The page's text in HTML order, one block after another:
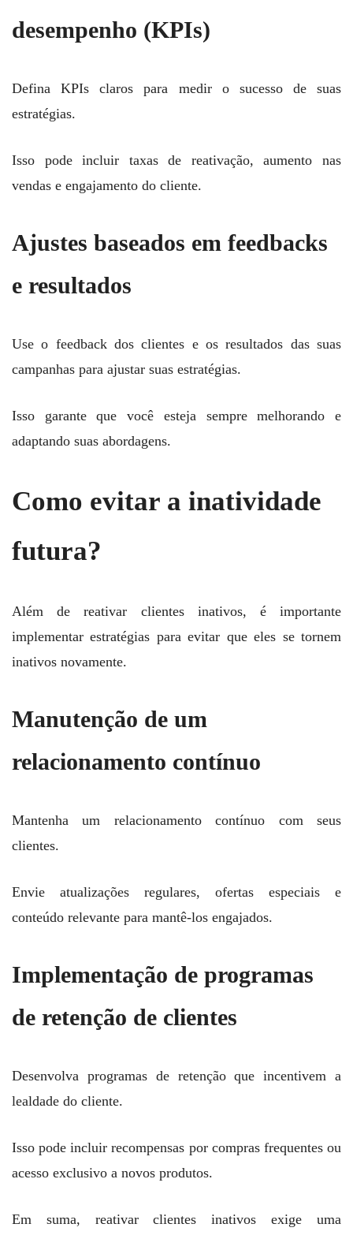
desempenho (KPIs)
Defina KPIs claros para medir o sucesso de suas
estratégias.
Isso pode incluir taxas de reativação, aumento nas
vendas e engajamento do cliente.
Ajustes baseados em feedbacks
e resultados
Use o feedback dos clientes e os resultados das suas
campanhas para ajustar suas estratégias.
Isso garante que você esteja sempre melhorando e
adaptando suas abordagens.
Como evitar a inatividade
futura?
Além de reativar clientes inativos, é importante
implementar estratégias para evitar que eles se tornem
inativos novamente.
Manutenção de um
relacionamento contínuo
Mantenha um relacionamento contínuo com seus
clientes.
Envie atualizações regulares, ofertas especiais e
conteúdo relevante para mantê-los engajados.
Implementação de programas
de retenção de clientes
Desenvolva programas de retenção que incentivem a
lealdade do cliente.
Isso pode incluir recompensas por compras frequentes ou
acesso exclusivo a novos produtos.
Em suma, reativar clientes inativos exige uma